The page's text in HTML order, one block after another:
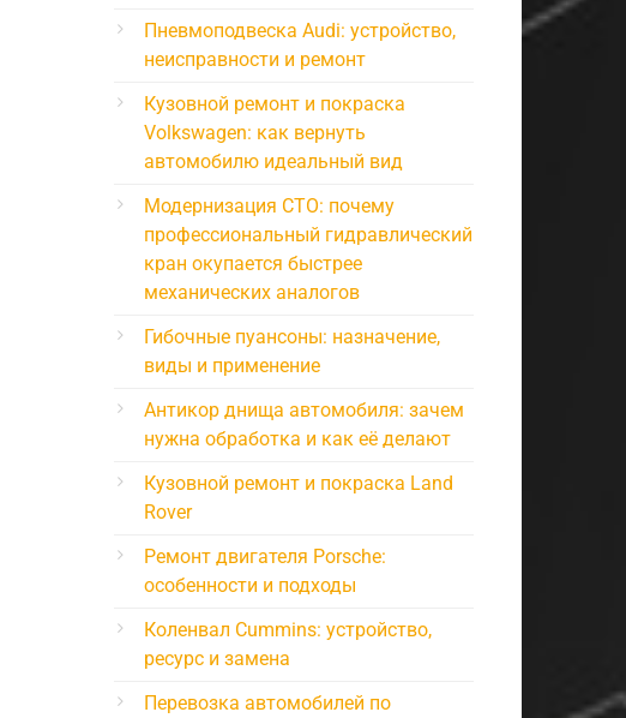
Пневмоподвеска Audi: устройство,
неисправности и ремонт
Кузовной ремонт и покраска
Volkswagen: как вернуть
автомобилю идеальный вид
Модернизация СТО: почему
профессиональный гидравлический
кран окупается быстрее
механических аналогов
Гибочные пуансоны: назначение,
виды и применение
Антикор днища автомобиля: зачем
нужна обработка и как её делают
Кузовной ремонт и покраска Land
Rover
Ремонт двигателя Porsche:
особенности и подходы
Коленвал Cummins: устройство,
ресурс и замена
Перевозка автомобилей по